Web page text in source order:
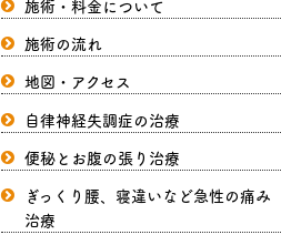
施術・料金について
施術の流れ
地図・アクセス
自律神経失調症の治療
便秘とお腹の張り治療
ぎっくり腰、寝違いなど急性の痛み
治療